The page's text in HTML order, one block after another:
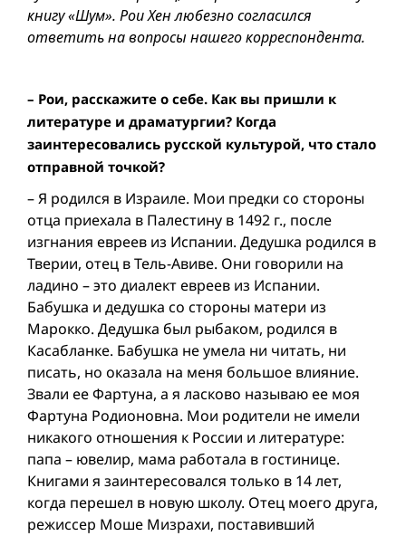
книгу «Шум». Рои Хен любезно согласился
ответить на вопросы нашего корреспондента.
– Рои, расскажите о себе. Как вы пришли к
литературе и драматургии? Когда
заинтересовались русской культурой, что стало
отправной точкой?
– Я родился в Израиле. Мои предки со стороны
отца приехала в Палестину в 1492 г., после
изгнания евреев из Испании. Дедушка родился в
Тверии, отец в Тель-Авиве. Они говорили на
ладино – это диалект евреев из Испании.
Бабушка и дедушка со стороны матери из
Марокко. Дедушка был рыбаком, родился в
Касабланке. Бабушка не умела ни читать, ни
писать, но оказала на меня большое влияние.
Звали ее Фартуна, а я ласково называю ее моя
Фартуна Родионовна. Мои родители не имели
никакого отношения к России и литературе:
папа – ювелир, мама работала в гостинице.
Книгами я заинтересовался только в 14 лет,
когда перешел в новую школу. Отец моего друга,
режиссер Моше Мизрахи, поставивший